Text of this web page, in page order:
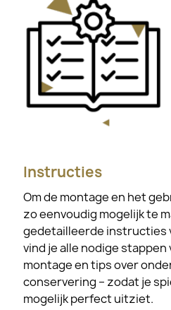
Instructies
Om de montage en het
zo eenvoudig mogelijk te
gedetailleerde instructies
vind je alle nodige
montage en tips over
conservering – zodat je
mogelijk perfect uitziet.